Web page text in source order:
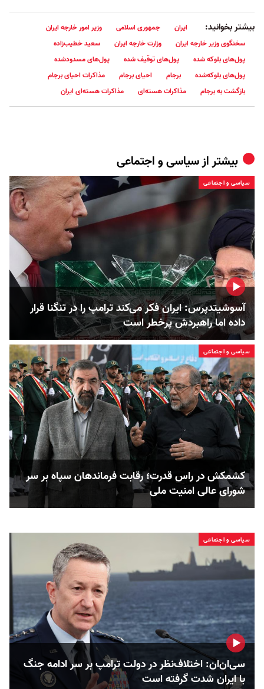
بیشتر بخوانید: ایران جمهوری اسلامی
وزیر امور خارجه ایران
سخنگوی وزیر خارجه ایران
وزارت خارجه ایران
سعید خطیب‌زاده
پول‌های بلوکه شده
پول‌های توقیف شده
پول‌های مسدودشده
پول‌های بلوکه‌شده
برجام احیای برجام
مذاکرات احیای برجام
بازگشت به برجام
مذاکرات هسته‌ای مذاکرات هسته‌ای ایران
بیشتر ازسیاسی و اجتماعی
سیاسی و اجتماعی
آسوشیتدپرس: ایران فکر می‌کند ترامپ را در تنگنا قرار
داده‌ اما راهبردش پرخطر است
سیاسی و اجتماعی
کشمکش در راس قدرت؛ رقابت فرماندهان سپاه بر سر
شورای عالی امنیت ملی
سیاسی و اجتماعی
سی‌ان‌ان: اختلاف‌نظر در دولت ترامپ بر سر ادامه جنگ
با ایران شدت گرفته است